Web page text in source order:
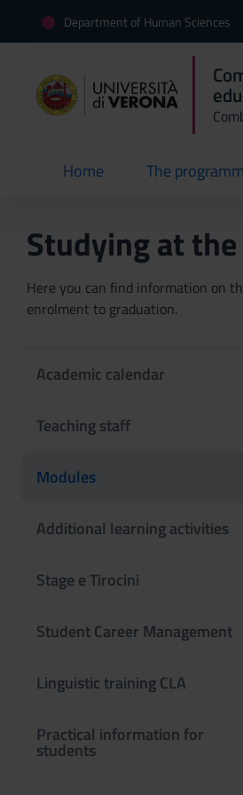
Department of Human Sciences
Home
current The
Studying at
Here you can find information on
enrolment to graduation.
Academic calendar
Teaching staff
Modules
Additional learning activities
Stage e Tirocini
Student Career Management
Linguistic training CLA
Practical information for
students